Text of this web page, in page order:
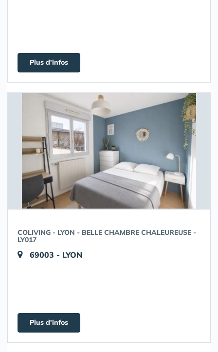
Plus d'infos
COLIVING - LYON - BELLE CHAMBRE CHALEUREUSE -
LY017
69003 - LYON
Plus d'infos